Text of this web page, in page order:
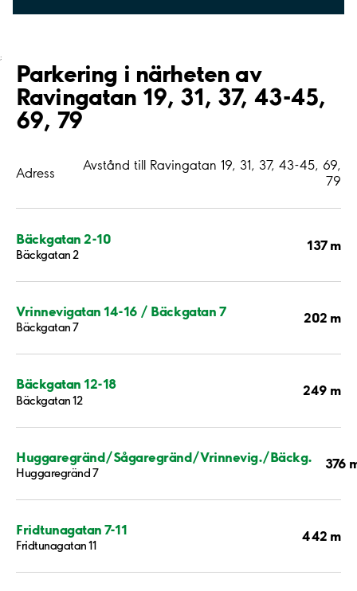
;
Parkering i närheten av
Ravingatan 19, 31, 37, 43-45,
69, 79
Adress
Avstånd till Ravingatan 19, 31, 37, 43-45, 69,
79
Bäckgatan 2-10
Bäckgatan 2
137 m
Vrinnevigatan 14-16 / Bäckgatan 7
Bäckgatan 7
202 m
Bäckgatan 12-18
Bäckgatan 12
249 m
Huggaregränd/Sågaregränd/Vrinnevig./Bäckg.
Huggaregränd 7
376
Fridtunagatan 7-11
Fridtunagatan 11
442 m